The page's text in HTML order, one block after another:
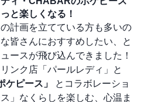
と楽しくなる！
計画を立てている方も多いの
皆さんにおすすめしたい、と
ースが飛び込んできました！
ンク店「パールレディ」と
ケピース」
とコラボレーショ
」なくらしを楽しむ、心温ま